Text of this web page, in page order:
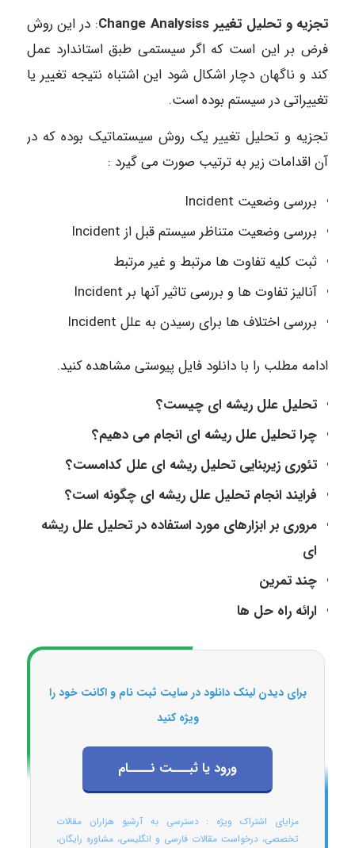
تجزیه و تحلیل تغییر Change Analysiss
: در این روش
فرض بر این است که اگر سیستمی طبق استاندارد عمل
کند و ناگهان دچار اشکال شود این اشتباه نتیجه تغییر یا
تغییراتی در سیستم بوده است.
تجزیه و تحلیل تغییر یک روش سیستماتیک بوده که در
آن اقدامات زیر به ترتیب صورت می گیرد :
بررسی وضعیت Incident
بررسی وضعیت متناظر سیستم قبل از Incident
ثبت کلیه تفاوت ها مرتبط و غیر مرتبط
آنالیز تفاوت ها و بررسی تاثیر آنها بر Incident
بررسی اختلاف ها برای رسیدن به علل Incident
ادامه مطلب را با دانلود فایل پیوستی مشاهده کنید.
تحلیل علل ریشه ای چیست؟
چرا تحلیل علل ریشه ای انجام می دهیم؟
تئوری زیربنایی تحلیل ریشه ای علل کدامست؟
فرایند انجام تحلیل علل ریشه ای چگونه است؟
مروری بر ابزارهای مورد استفاده در تحلیل علل ریشه
ای
چند تمرین
ارائه راه حل ها
برای دیدن لینک دانلود در سایت ثبت نام و اکانت خود را
ویژه کنید
ورود یا ثبـــت نــــام
مزایای اشتراک ویژه : دسترسی به آرشیو هزاران مقالات
تخصصی، درخواست مقالات فارسی و انگلیسی، مشاوره رایگان،